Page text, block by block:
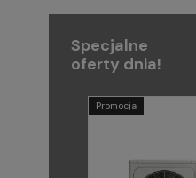
Specjalne
oferty dnia!
Promocja